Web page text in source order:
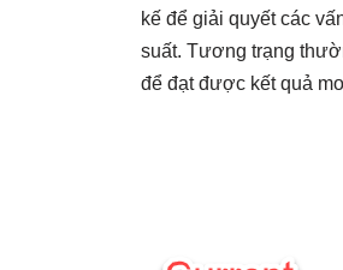
kế để giải quyết các
suất. Tương trạng
để đạt được kết quả